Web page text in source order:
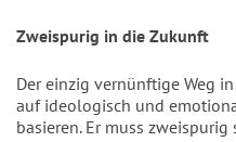
Zweispurig in die Zukunft
Der einzig vernünftige Weg
auf ideologisch und
basieren. Er muss